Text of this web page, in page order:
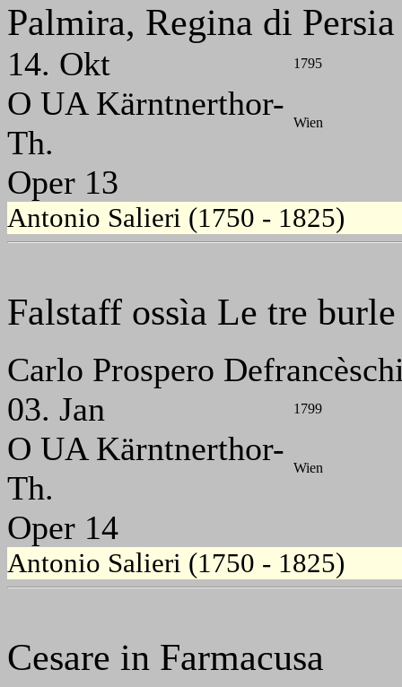
Palmira, Regina di Persia
14. Okt 1795
O UA Kärntnerthor-
Th.
Wien
Oper 13
Antonio Salieri (1750 - 1825)
Falstaff ossìa Le tre burle
Carlo Prospero
03. Jan
1799
O UA Kärntnerthor-
Th.
Wien
Oper 14
Antonio Salieri (1750 - 1825)
Cesare in Farmacusa